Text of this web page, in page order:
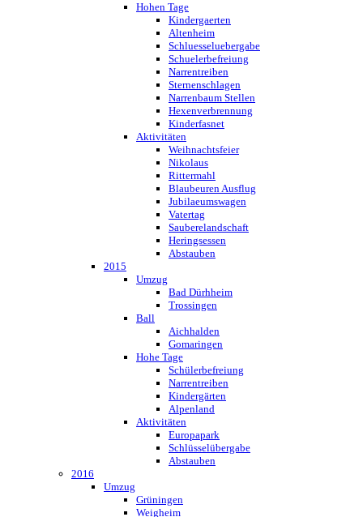
Hohen Tage
Kindergaerten
Altenheim
Schluesseluebergabe
Schuelerbefreiung
Narrentreiben
Sternenschlagen
Narrenbaum Stellen
Hexenverbrennung
Kinderfasnet
Aktivitäten
Weihnachtsfeier
Nikolaus
Rittermahl
Blaubeuren Ausflug
Jubilaeumswagen
Vatertag
Sauberelandschaft
Heringsessen
Abstauben
2015
Umzug
Bad Dürhheim
Trossingen
Ball
Aichhalden
Gomaringen
Hohe Tage
Schülerbefreiung
Narrentreiben
Kindergärten
Alpenland
Aktivitäten
Europapark
Schlüsselübergabe
Abstauben
2016
Umzug
Grüningen
Weigheim